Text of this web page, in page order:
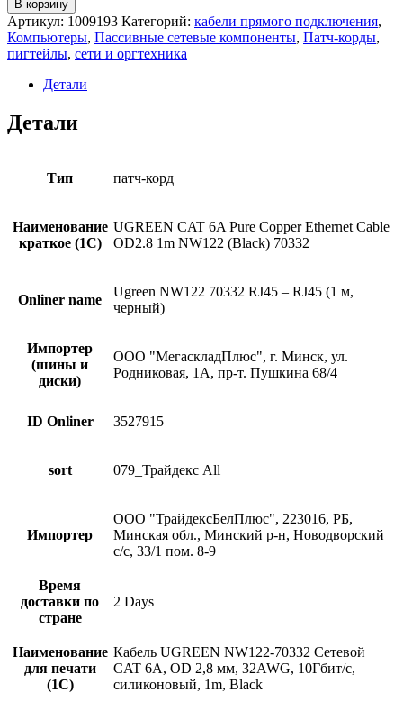
товара
Патч-
корд
NW122-
Black
(70332)
В корзину
Артикул: 1009193 Категорий: кабели прямого подключения,
Компьютеры, Пассивные сетевые компоненты, Патч-корды,
пигтейлы, сети и оргтехника
Детали
Детали
Тип патч-корд
Наименование
краткое (1C)
UGREEN CAT 6A Pure Copper Ethernet Cable
OD2.8 1m NW122 (Black) 70332
Onliner name
Ugreen NW122 70332 RJ45 – RJ45 (1 м,
черный)
Импортер
(шины и
диски)
ООО "МегаскладПлюс", г. Минск, ул.
Родниковая, 1А, пр-т. Пушкина 68/4
ID Onliner 3527915
sort 079_Трайдекс All
Импортер
ООО "ТрайдексБелПлюс", 223016, РБ,
Минская обл., Минский р-н, Новодворский
с/с, 33/1 пом. 8-9
Время
доставки по
стране
2 Days
Наименование
для печати
(1С)
Кабель UGREEN NW122-70332 Сетевой
CAT 6A, OD 2,8 мм, 32AWG, 10Гбит/с,
силиконовый, 1m, Black